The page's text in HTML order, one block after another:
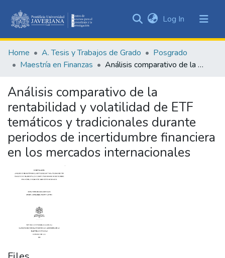
&
Collections
Statistics
Log In (current)
Home A. Tesis y Trabajos de Grado
Posgrado
Maestría en Finanzas
Análisis comparativo de la rentabilidad y volatilidad de ETF temáticos y tradicionales durante periodos de incertidumbre financiera en los mercados internacionales
Análisis comparativo de la
rentabilidad y volatilidad de ETF
temáticos y tradicionales durante
periodos de incertidumbre financiera
en los mercados internacionales